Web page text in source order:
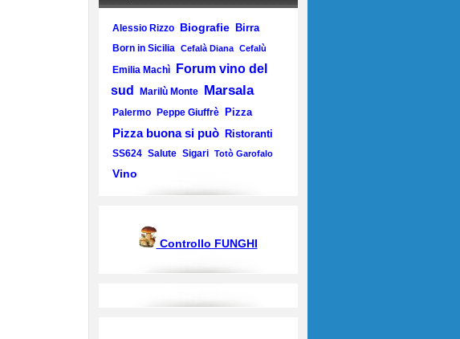
Alessio Rizzo Biografie Birra
Born in Sicilia Cefalà Diana Cefalù
Emilia Machì
Forum vino del
sud
Marilù Monte Marsala
Palermo Peppe Giuffrè Pizza
Pizza buona si può Ristoranti
SS624 Salute Sigari Totò Garofalo
Vino
Controllo FUNGHI